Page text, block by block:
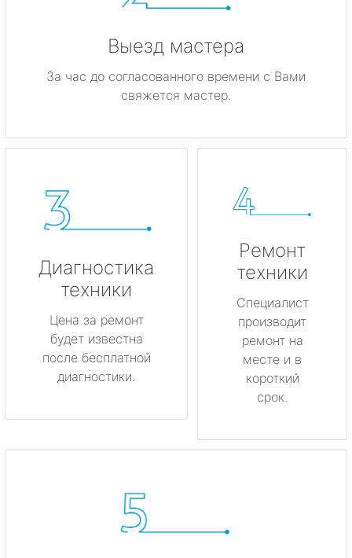
Выезд мастера
За час до согласованного времени с Вами
свяжется мастер.
Диагностика
техники
Цена за ремонт
будет известна
после бесплатной
диагностики.
Ремонт
техники
Специалист
производит
ремонт на
месте и в
короткий
срок.